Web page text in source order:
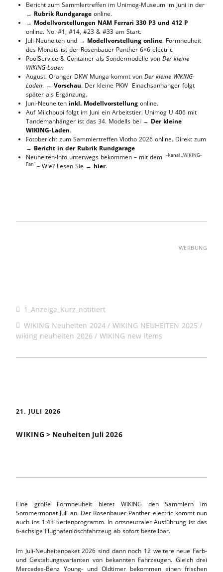
Bericht zum Sammlertreffen im Unimog-Museum im Juni in der
→ Rubrik Rundgarage online.
→ Modellvorstellungen NAM Ferrari 330 P3 und 412 P
online. No. #1, #14, #23 & #33 am Start.
Juli-Neuheiten und → Modellvorstellung online. Formneuheit
des Monats ist der Rosenbauer Panther 6×6 electric
PoolService & Container als Sondermodelle von Der kleine
WIKING-Laden
August: Oranger DKW Munga kommt von Der kleine WIKING-
Laden. → Vorschau. Der kleine PKW Einachsanhänger folgt
später als Ergänzung.
Juni-Neuheiten inkl. Modellvorstellung online.
Auf Milchbubi folgt im Juni ein Arbeitstier. Unimog U 406 mit
Tandemanhänger ist das 34. Modells bei → Der kleine
WIKING-Laden.
Fotobericht zum Sammlertreffen Vlotho 2026 online. Direkt zum
→ Bericht in der Rubrik Rundgarage
Neuheiten-Info unterwegs bekommen – mit dem
-Kanal „WIKING-
Fan“ – Wie? Lesen Sie → hier.
WERBUNG
1_Anzeige_Kurz_notitiert
WIKING Neuheiten 2024
WIKING NEUHEITEN 2025
wiking neuheiten 2026
WIKING new items
21. JULI 2026
WIKING > Neuheiten Juli 2026
Eine große Formneuheit bietet WIKING den Sammlern im
Sommermonat Juli an. Der Rosenbauer Panther electric kommt nun
auch ins 1:43 Serienprogramm. In ortsneutraler Ausführung ist das
6-achsige Flughafenlöschfahrzeug ab sofort bestellbar.
Im Juli-Neuheitenpaket 2026 sind dann noch 12 weitere neue Farb-
und Gestaltungsvarianten von bekannten Fahrzeugen. Gleich drei
Mercedes-Benz Young- und Oldtimer bekommen einen frischen